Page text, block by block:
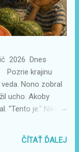
2026 Dnes
krajinu
Nono zobral
ucho. Akoby
"Tento je." Nikto
to?" Nie.
sme sa prestali
ČÍTAŤ ĎALEJ